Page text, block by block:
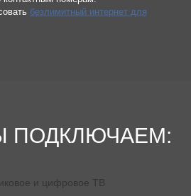
безлимитный интернет для
ПОДКЛЮЧАЕМ: